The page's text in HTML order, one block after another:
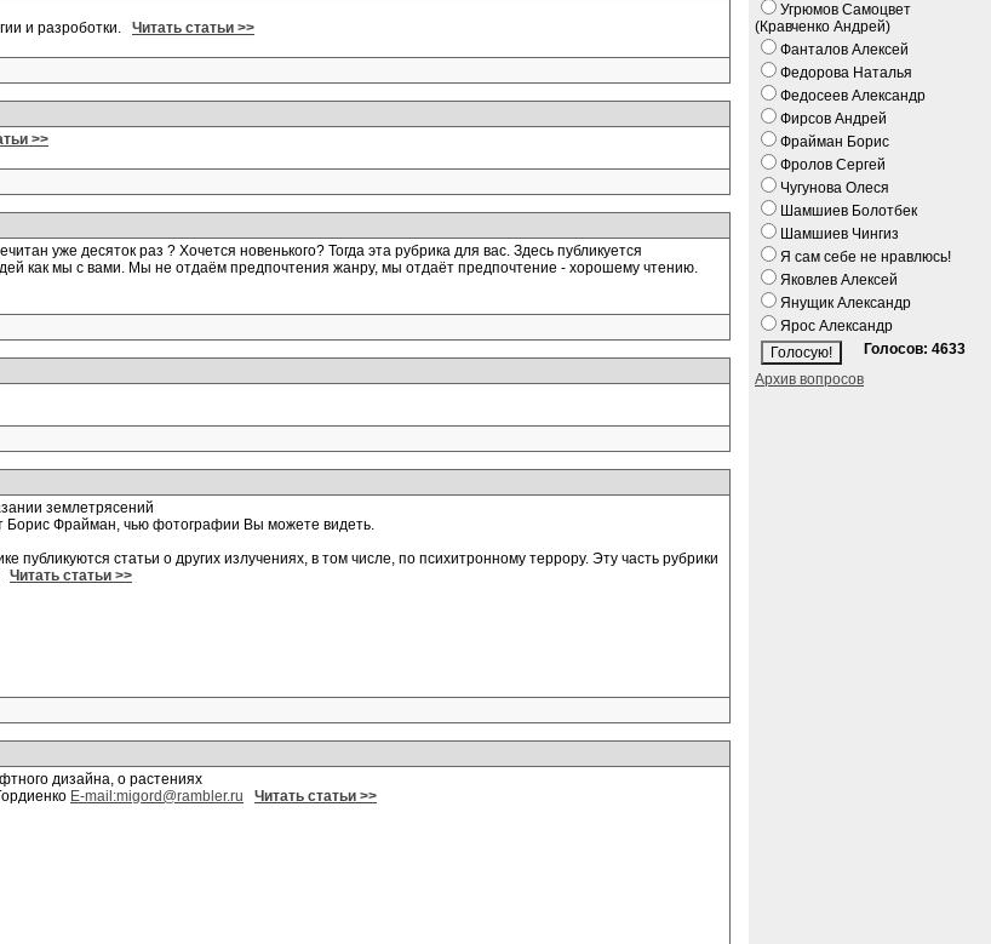
и разроботки. Читать статьи >>
>>
уже десяток раз ? Хочется новенького? Тогда эта рубрика для вас. Здесь публикуется
как мы с вами. Мы не отдаём предпочтения жанру, мы отдаёт предпочтение - хорошему чтению.
землетрясений
Борис Фрайман, чью фотографии Вы можете видеть.
публикуются статьи о других излучениях, в том числе, по психитронному террору. Эту часть рубрики
Читать статьи >>
дизайна, о растениях
E-mail:migord@rambler.ru Читать статьи >>
Угрюмов Самоцвет
(Кравченко Андрей)
Фанталов Алексей
Федорова Наталья
Федосеев Александр
Фирсов Андрей
Фрайман Борис
Фролов Сергей
Чугунова Олеся
Шамшиев Болотбек
Шамшиев Чингиз
Я сам себе не нравлюсь!
Яковлев Алексей
Янущик Александр
Ярос Александр
Голосов: 4633
Архив вопросов